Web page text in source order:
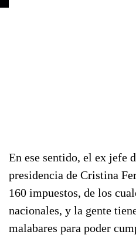
En ese sentido, el ex jefe
presidencia de Cristina
160 impuestos, de los
nacionales, y la gente
malabares para poder